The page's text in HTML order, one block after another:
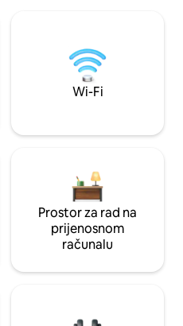
Wi-Fi
Prostor za rad na
prijenosnom
računalu